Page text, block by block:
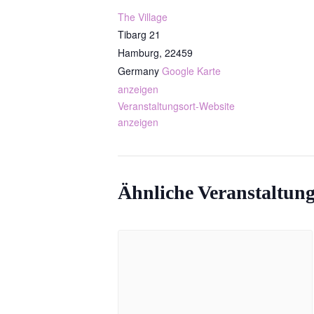
The Village
Tibarg 21
Hamburg, 22459
Germany Google Karte
anzeigen
Veranstaltungsort-Website
anzeigen
Ähnliche